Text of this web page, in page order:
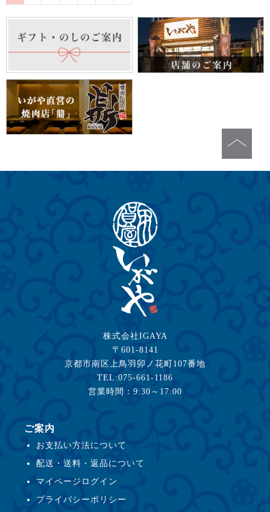
株式会社IGAYA
〒601-8141
京都市南区上鳥羽卯ノ花町107番地
TEL:075-661-1186
営業時間：9:30～17:00
ご案内
お支払い方法について
配送・送料・返品について
マイページログイン
プライバシーポリシー